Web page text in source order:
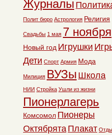
Журналы
Полит бюро Астрология Религия
Свадьбы 1 мая 7 ноября
Новый год Игрушки
Дети Спорт Армия Мода
Милиция ВУЗы Школа
НИИ Стройка Ушли из жизни
Пионерлагерь
Комсомол Пионеры
Октябрята Плакат